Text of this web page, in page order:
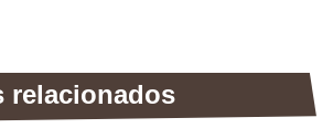
relacionados